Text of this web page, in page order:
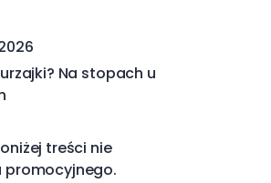
Na stopach u
treści nie
promocyjnego.